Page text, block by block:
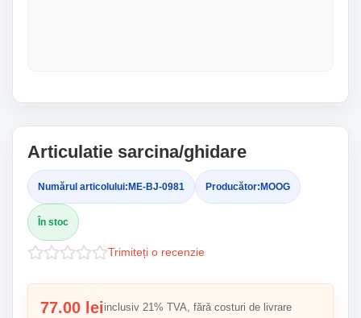
Articulatie sarcina/ghidare
Numărul articolului: ME-BJ-0981 Producător: MOOG
În stoc
Trimiteți o recenzie
77.00 leiinclusiv 21% TVA, fără costuri de livrare